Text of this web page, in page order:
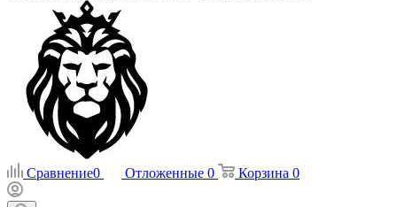
Сравнение0 Отложенные 0 Корзина 0